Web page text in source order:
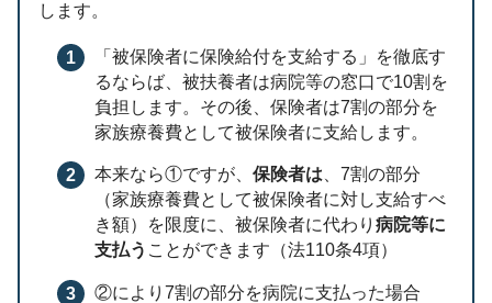
します。
「被保険者に保険給付を支給する」を徹底す
るならば、被扶養者は病院等の窓口で10割を
負担します。その後、保険者は7割の部分を
家族療養費として被保険者に支給します。
本来なら①ですが、保険者は 、7割の部分
（家族療養費として被保険者に対し支給すべ
き額）を限度に、被保険者に代わり病院等に
支払う ことができます（法110条4項）
②により7割の部分を病院に支払った場合